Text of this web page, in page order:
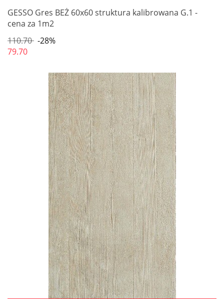
GESSO Gres BEŻ 60x60 struktura kalibrowana G.1 -
cena za 1m2
110.70 -28%
79.70